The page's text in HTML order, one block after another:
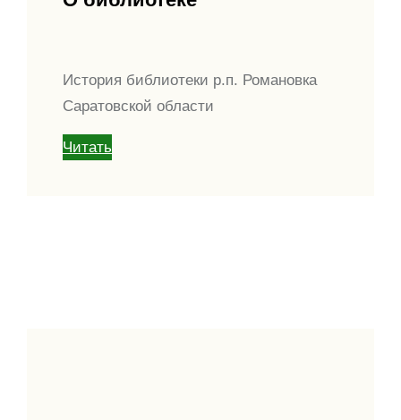
История библиотеки р.п. Романовка
Саратовской области
Читать